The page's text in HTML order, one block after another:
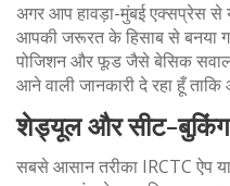
अगर आप हावड़ा-मुंबई एक्सप्रेस से
आपकी जरूरत के हिसाब से बनया
पोजिशन और फूड जैसे बेसिक
आने वाली जानकारी दे रहा हूँ
शेड्यूल और सीट-
सबसे आसान तरीका IRCTC ऐप